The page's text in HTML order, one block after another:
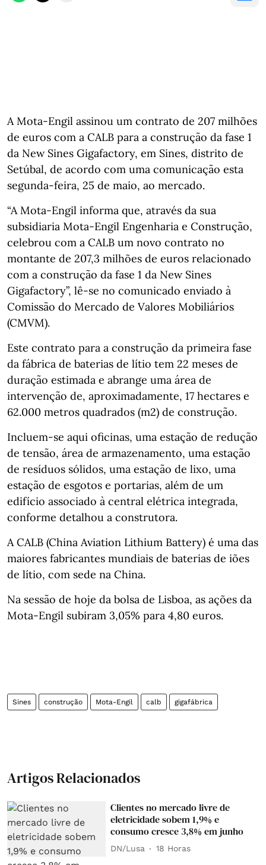
A Mota-Engil assinou um contrato de 207 milhões
de euros com a CALB para a construção da fase 1
da New Sines Gigafactory, em Sines, distrito de
Setúbal, de acordo com uma comunicação esta
segunda-feira, 25 de maio, ao mercado.
“A Mota-Engil informa que, através da sua
subsidiaria Mota-Engil Engenharia e Construção,
celebrou com a CALB um novo contrato no
montante de 207,3 milhões de euros relacionado
com a construção da fase 1 da New Sines
Gigafactory”, lê-se no comunicado enviado à
Comissão do Mercado de Valores Mobiliários
(CMVM).
Este contrato para a construção da primeira fase
da fábrica de baterias de lítio tem 22 meses de
duração estimada e abrange uma área de
intervenção de, aproximadamente, 17 hectares e
62.000 metros quadrados (m2) de construção.
Incluem-se aqui oficinas, uma estação de redução
de tensão, área de armazenamento, uma estação
de resíduos sólidos, uma estação de lixo, uma
estação de esgotos e portarias, além de um
edifício associado à central elétrica integrada,
conforme detalhou a construtora.
A CALB (China Aviation Lithium Battery) é uma das
maiores fabricantes mundiais de baterias de iões
de lítio, com sede na China.
Na sessão de hoje da bolsa de Lisboa, as ações da
Mota-Engil subiram 3,05% para 4,80 euros.
Sines construção Mota-Engil calb gigafábrica
Artigos Relacionados
Clientes no mercado livre de
eletricidade sobem 1,9% e
consumo cresce 3,8% em junho
DN/Lusa 18 Horas